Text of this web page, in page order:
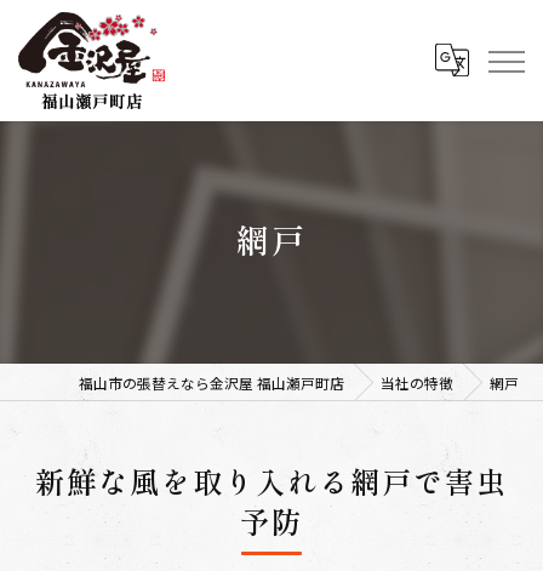
網戸
福山市の張替えなら金沢屋 福山瀬戸町店 当社の特徴 網戸
新鮮な風を取り入れる網戸で害虫
予防